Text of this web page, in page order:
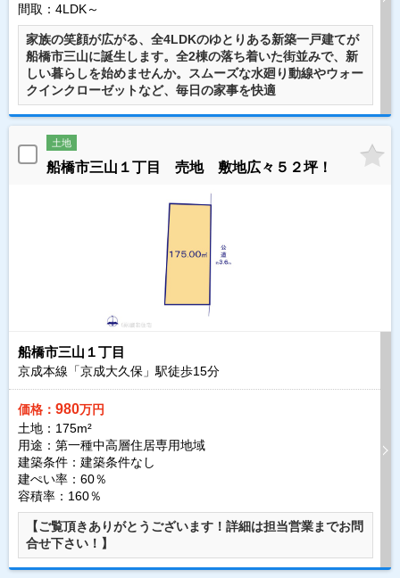
間取：4LDK～
家族の笑顔が広がる、全4LDKのゆとりある新築一戸建てが
船橋市三山に誕生します。全2棟の落ち着いた街並みで、新
しい暮らしを始めませんか。スムーズな水廻り動線やウォー
クインクローゼットなど、毎日の家事を快適
土地
船橋市三山１丁目 売地 敷地広々５２坪！
船橋市三山１丁目
京成本線「京成大久保」駅徒歩15分
価格： 980万円
土地：175m²
用途：第一種中高層住居専用地域
建築条件： 建築条件なし
建ぺい率：60％
容積率：160％
【ご覧頂きありがとうございます！詳細は担当営業までお問
合せ下さい！】